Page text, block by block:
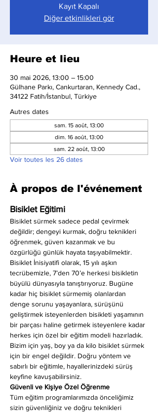
Kayıt Kapalı
Diğer etkinlikleri gör
Heure et lieu
30 mai 2026, 13:00 – 15:00
Gülhane Parkı, Cankurtaran, Kennedy Cad.,
34122 Fatih/İstanbul, Türkiye
Autres dates
sam. 15 août, 13:00
dim. 16 août, 13:00
sam. 22 août, 13:00
Voir toutes les 26 dates
À propos de l'événement
Bisiklet Eğitimi
Bisiklet sürmek sadece pedal çevirmek
değildir; dengeyi kurmak, doğru teknikleri
öğrenmek, güven kazanmak ve bu
özgürlüğü günlük hayata taşıyabilmektir.
Bisiklet İnisiyatifi olarak, 15 yılı aşkın
tecrübemizle, 7’den 70’e herkesi bisikletin
büyülü dünyasıyla tanıştırıyoruz. Bugüne
kadar hiç bisiklet sürmemiş olanlardan
denge sorunu yaşayanlara, sürüşünü
geliştirmek isteyenlerden bisikleti yaşamının
bir parçası haline getirmek isteyenlere kadar
herkes için özel bir eğitim modeli hazırladık.
Bizim için yaş, boy ya da kilo bisiklet sürmek
için bir engel değildir. Doğru yöntem ve
sabırlı bir eğitimle, hayallerinizdeki sürüş
keyfine kavuşabilirsiniz.
Güvenli ve Kişiye Özel Öğrenme
Tüm eğitim programlarımızda önceliğimiz
sizin güvenliğiniz ve doğru teknikleri